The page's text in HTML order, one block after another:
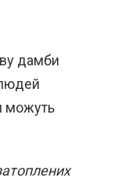
дамби
можуть